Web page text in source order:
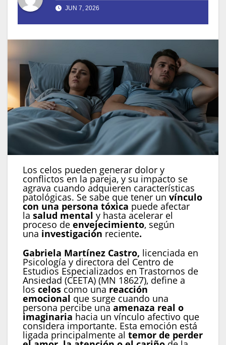
JUN 7, 2026
Los celos pueden generar dolor y
conflictos en la pareja, y su impacto se
agrava cuando adquieren características
patológicas. Se sabe que tener un vínculo
con una persona tóxica puede afectar
la salud mental y hasta acelerar el
proceso de envejecimiento, según
una investigación reciente.
Gabriela Martínez Castro, licenciada en
Psicología y directora del Centro de
Estudios Especializados en Trastornos de
Ansiedad (CEETA) (MN 18627), define a
los celos como una reacción
emocional que surge cuando una
persona percibe una amenaza real o
imaginaria hacia un vínculo afectivo que
considera importante. Esta emoción está
ligada principalmente al temor de perder